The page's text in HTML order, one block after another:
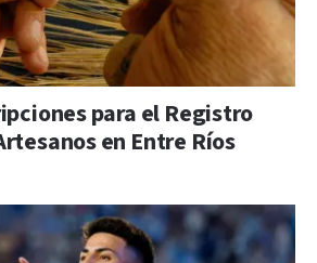
para el Registro
en Entre Ríos